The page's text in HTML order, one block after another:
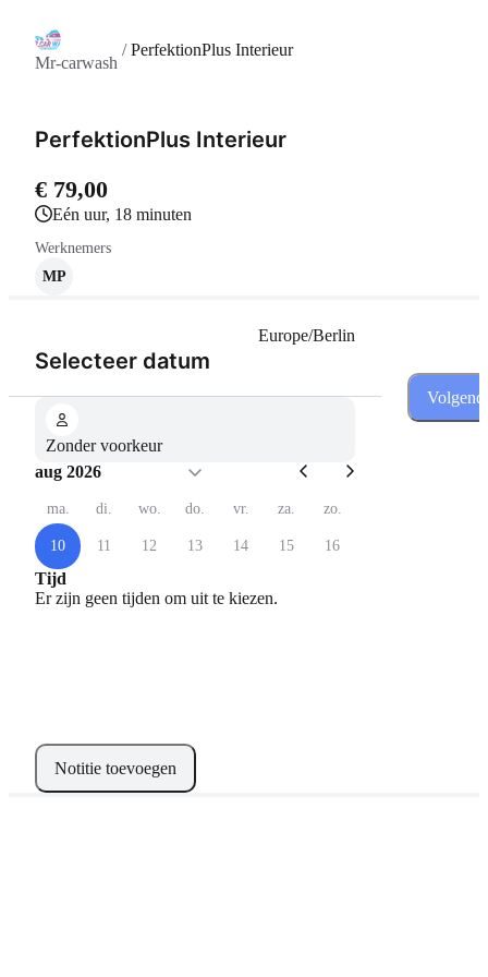
Mr-carwash
/PerfektionPlus Interieur
PerfektionPlus Interieur
€ 79,00
eén uur, 18 minuten
Werknemers
MP
Selecteer datum
Europe/Berlin
Zonder voorkeur
aug 2026
ma. di. wo. do. vr. za. zo.
10 11 12 13 14 15 16
Tijd
Er zijn geen tijden om uit te kiezen.
Notitie toevoegen